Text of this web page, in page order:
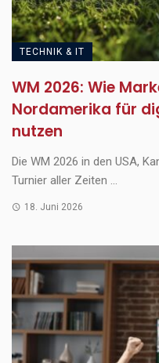
TECHNIK & IT
WM 2026: Wie
Nordamerika für
nutzen
Die WM 2026 in den USA,
Turnier aller Zeiten ...
18. Juni 2026